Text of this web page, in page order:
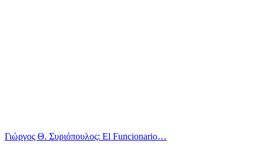
Γιώργος Θ. Συριόπουλος: El Funcionario…